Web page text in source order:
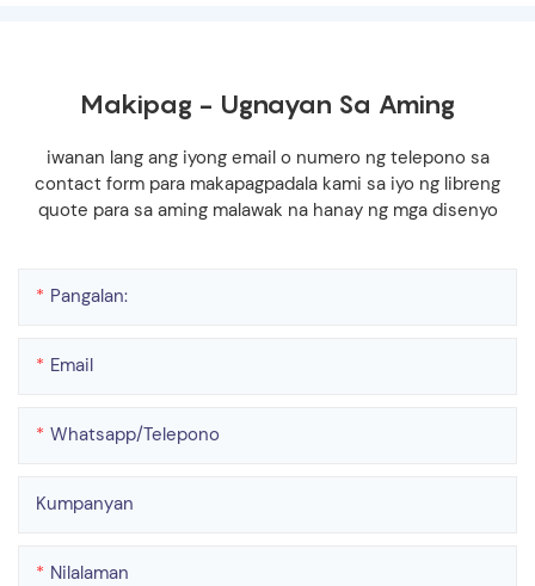
Makipag - Ugnayan Sa Aming
iwanan lang ang iyong email o numero ng telepono sa
contact form para makapagpadala kami sa iyo ng libreng
quote para sa aming malawak na hanay ng mga disenyo
Pangalan:
Email
Whatsapp/telepono
Kumpanyan
Nilalaman